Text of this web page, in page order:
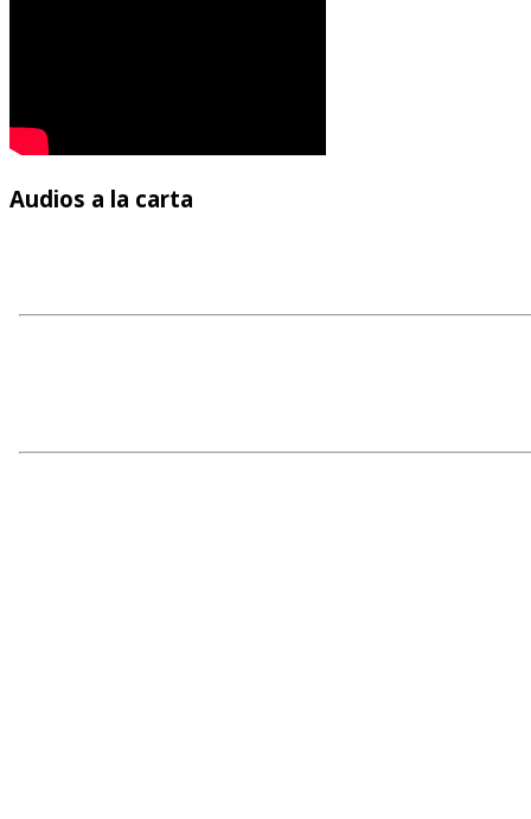
Audios a la carta